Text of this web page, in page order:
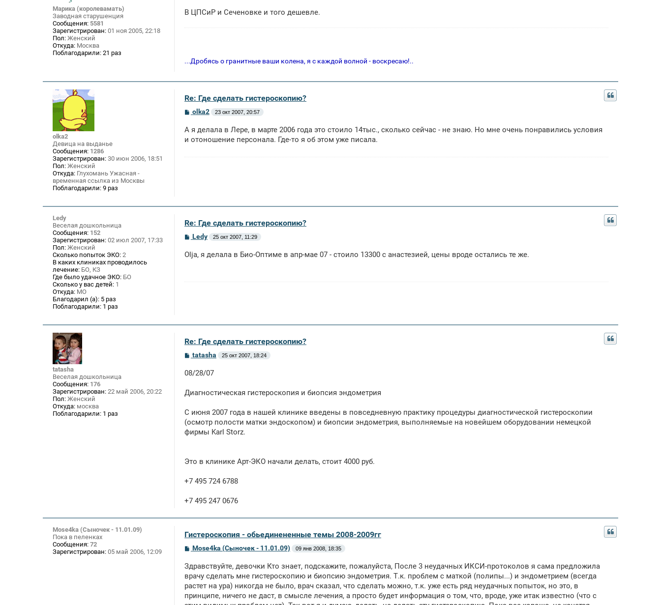
Марика (королевамать)
Заводная старушенция
Сообщения: 5581
Зарегистрирован: 01 ноя 2005, 22:18
Пол: Женский
Откуда: Москва
Поблагодарили: 21 раз
е
н
В ЦПСиР и Сеченовке и того дешевле.
...Дробясь о гранитные ваши колена, я с каждой волной - воскресаю!..
olka2
Девица на выданье
Сообщения: 1286
Зарегистрирован: 30 июн 2006, 18:51
Пол: Женский
Откуда: Глухомань Ужасная -
временная ссылка из Москвы
Поблагодарили: 9 раз
Re: Где сделать гистероскопию?
С
б
щ
olka2 23 окт 2007, 20:57
А я делала в Лере, в марте 2006 года это стоило 14тыс., сколько сейчас - не знаю. Но мне очень понравились условия
и отоношение персонала. Где-то я об этом уже писала.
Ledy
Веселая дошкольница
Сообщения: 152
Зарегистрирован: 02 июл 2007, 17:33
Пол: Женский
Сколько попыток ЭКО: 2
В каких клиниках проводилось
лечение: БО, КЗ
Где было удачное ЭКО: БО
Сколько у вас детей: 1
Откуда: МО
Благодарил (а): 5 раз
Поблагодарили: 1 раз
Re: Где сделать гистероскопию?
С
б
Ledy 25 окт 2007, 11:29
Olja, я делала в Био-Оптиме в апр-мае 07 - стоило 13300 с анастезией, цены вроде остались те же.
tatasha
Веселая дошкольница
Сообщения: 176
Зарегистрирован: 22 май 2006, 20:22
Пол: Женский
Откуда: москва
Поблагодарили: 1 раз
Re: Где сделать гистероскопию?
С
б
н
tatasha 25 окт 2007, 18:24
08/28/07
Диагностическая гистероскопия и биопсия эндометрия
С июня 2007 года в нашей клинике введены в повседневную практику процедуры диагностической гистероскопии
(осмотр полости матки эндоскопом) и биопсии эндометрия, выполняемые на новейшем оборудовании немецкой
фирмы Karl Storz.
Это в клинике Арт-ЭКО начали делать, стоит 4000 руб.
+7 495 724 6788
+7 495 247 0676
Mose4ka (Сыночек - 11.01.09)
Пока в пеленках
Сообщения: 72
Зарегистрирован: 05 май 2006, 12:09
Гистероскопия - обьединененные темы 2008-2009гг
С
б
щ
е
н
и
Mose4ka (Сыночек - 11.01.09) 09 янв 2008, 18:35
Здравствуйте, девочки Кто знает, подскажите, пожалуйста, После 3 неудачных ИКСИ-протоколов я сама предложила
врачу сделать мне гистероскопию и биопсию эндометрия. Т.к. проблем с маткой (полипы...) и эндометрием (всегда
растет на ура) никогда не было, врач сказал, что сделать можно, т.к. уже есть ряд неудачных попыток, но это, в
принципе, ничего не даст, в смысле лечения, а просто будет информация о том, что, вроде, уже итак известно (что с